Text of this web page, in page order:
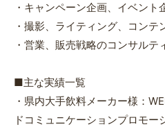
・キャンペーン企画、イベント
・撮影、ライティング、コンテ
・営業、販売戦略のコンサルテ
■主な実績一覧
・県内大手飲料メーカー様：
ドコミュニケーションプロモー